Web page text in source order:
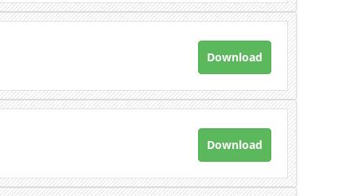
Download
Download